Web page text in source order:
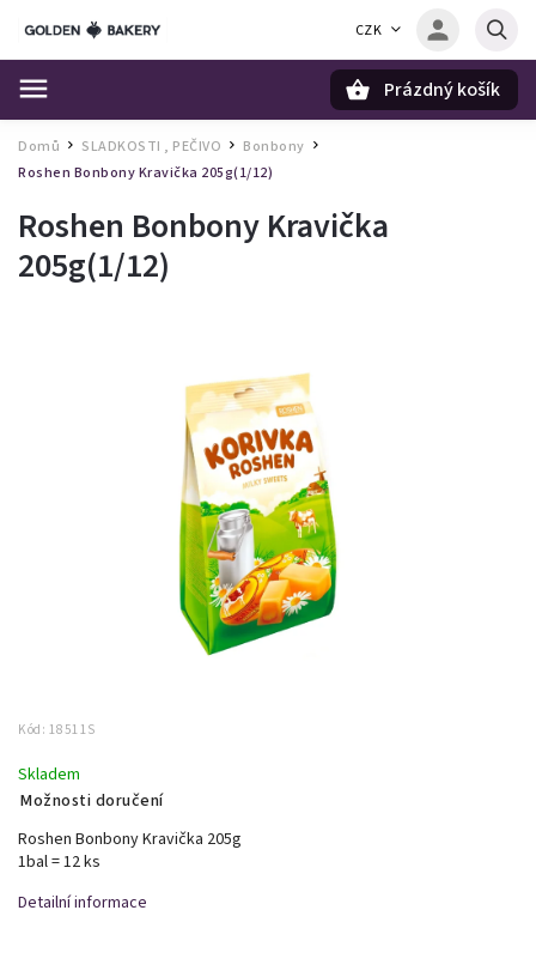
CZK
Prázdný košík
Domů / SLADKOSTI , PEČIVO / Bonbony
Roshen Bonbony Kravička 205g(1/12)
Roshen Bonbony Kravička
205g(1/12)
Kód: 18511S
Skladem
Možnosti doručení
Roshen Bonbony Kravička 205g
1bal = 12 ks
Detailní informace